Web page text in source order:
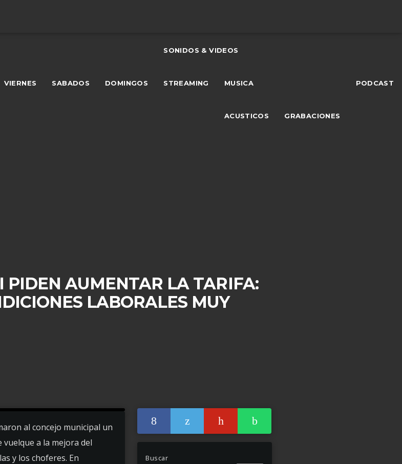
VIERNES SABADOS DOMINGOS
SONIDOS & VIDEOS
STREAMING MUSICA
ACUSTICOS GRABACIONES
PODCAST
PIDEN AUMENTAR LA TARIFA:
LABORALES MUY
al concejo municipal un
a la mejora del
y los choferes. En
Buscar